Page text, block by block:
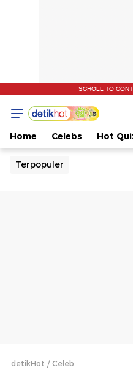
SCROLL TO
Home Celebs Hot
Terpopuler
detikHot Celeb